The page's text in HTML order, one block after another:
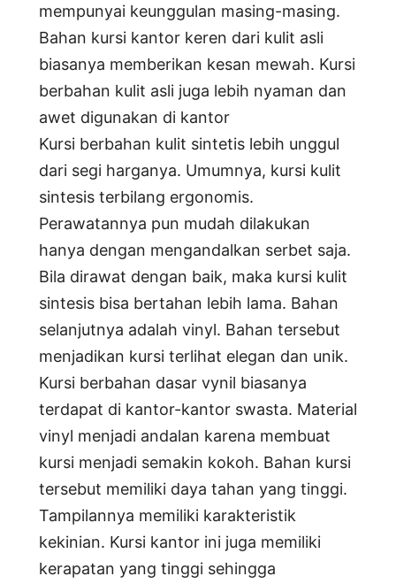
mempunyai keunggulan masing-masing.
Bahan kursi kantor keren dari kulit asli
biasanya memberikan kesan mewah. Kursi
berbahan kulit asli juga lebih nyaman dan
awet digunakan di kantor
Kursi berbahan kulit sintetis lebih unggul
dari segi harganya. Umumnya, kursi kulit
sintesis terbilang ergonomis.
Perawatannya pun mudah dilakukan
hanya dengan mengandalkan serbet saja.
Bila dirawat dengan baik, maka kursi kulit
sintesis bisa bertahan lebih lama. Bahan
selanjutnya adalah vinyl. Bahan tersebut
menjadikan kursi terlihat elegan dan unik.
Kursi berbahan dasar vynil biasanya
terdapat di kantor-kantor swasta. Material
vinyl menjadi andalan karena membuat
kursi menjadi semakin kokoh. Bahan kursi
tersebut memiliki daya tahan yang tinggi.
Tampilannya memiliki karakteristik
kekinian. Kursi kantor ini juga memiliki
kerapatan yang tinggi sehingga